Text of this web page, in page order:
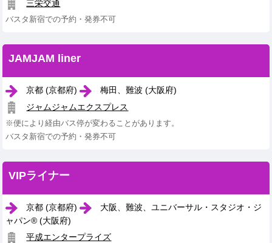
三栄交通
バスタ新宿での予約・発券不可
JAMJAM liner
京都 (京都府)
梅田、難波 (大阪府)
ジャムジャムエクスプレス
※便により経由バス停が変わることがあります。
バスタ新宿での予約・発券不可
VIPライナー
京都 (京都府)
大阪、難波、ユニバーサル・スタジオ・ジ
ャパン® (大阪府)
平成エンタープライズ